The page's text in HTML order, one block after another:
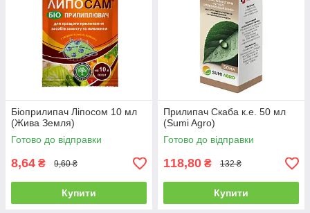
Біоприлипач Ліпосом 10 мл
(Жива Земля)
Готово до відправки
8,64 ₴ 9,60 ₴
Купити
Прилипач Скаба к.е. 50 мл
(Sumi Agro)
Готово до відправки
118,80 ₴ 132 ₴
Купити